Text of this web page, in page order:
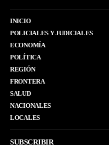
INICIO
POLICIALES Y JUDICIALES
ECONOMÍA
POLÍTICA
REGIÓN
FRONTERA
SALUD
NACIONALES
LOCALES
SUBSCRIBIR